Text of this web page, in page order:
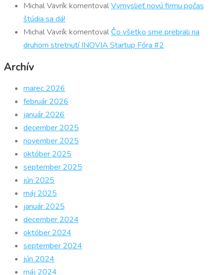
Michal Vavrík komentovalVymyslieť novú firmu počas
štúdia sa dá!
Michal Vavrík komentoval Čo všetko sme prebrali na
druhom stretnutí INOVIA Startup Fóra #2
Archív
marec 2026
február 2026
január 2026
december 2025
november 2025
október 2025
september 2025
jún 2025
máj 2025
január 2025
december 2024
október 2024
september 2024
jún 2024
máj 2024